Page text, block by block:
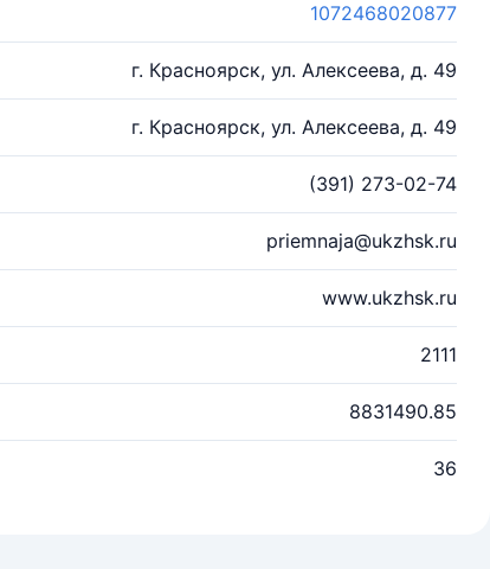
1072468020877
г. Красноярск, ул. Алексеева, д. 49
г. Красноярск, ул. Алексеева, д. 49
(391) 273-02-74
priemnaja@ukzhsk.ru
www.ukzhsk.ru
2111
8831490.85
36